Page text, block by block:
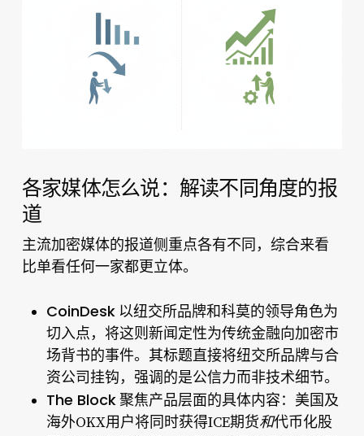
各家媒体怎么说：解读不同角度的报
道
主流加密媒体的报道侧重点各有不同，综合来看
比单看任何一家都更立体。
CoinDesk以纽交所品牌和科莫的领导角色为
切入点，将这则新闻定性为传统金融向加密市
场背书的事件。 其标题直接将纽交所品牌与合
资公司挂钩，强调的是公信力而非技术细节。
The Block聚焦产品层面的具体内容：美国及
海外OKX用户将同时获得ICE期货和代币化股